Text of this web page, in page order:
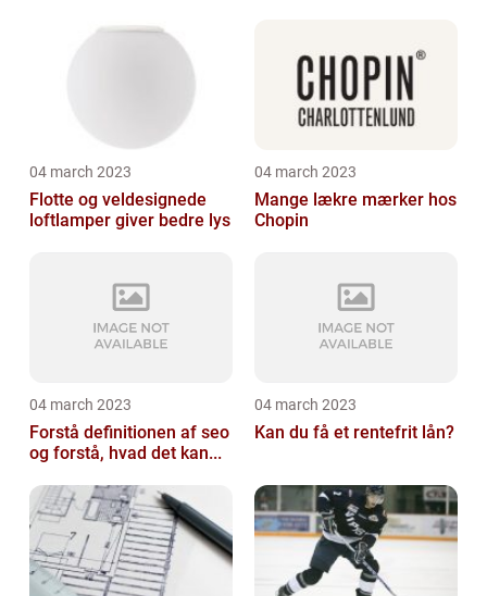
04 march 2023
Flotte og veldesignede
loftlamper giver bedre lys
04 march 2023
Mange lækre mærker hos
Chopin
04 march 2023
Forstå definitionen af seo
og forstå, hvad det kan...
04 march 2023
Kan du få et rentefrit lån?